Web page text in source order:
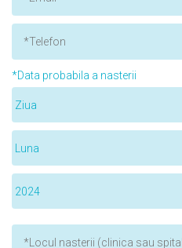
*Data probabila a nasterii